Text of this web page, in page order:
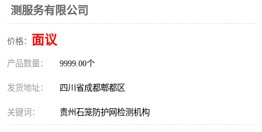
测服务有限公司
价格： 面议
产品数量： 9999.00个
发货地址： 四川省成都郫都区
关键词： 贵州石笼防护网检测机构